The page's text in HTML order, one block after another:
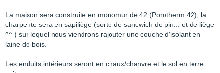
La maison sera construite en monomur de 42 (Porotherm 42), la
charpente sera en sapiliège (sorte de sandwich de pin... et de liège
^^ ) sur lequel nous viendrons rajouter une couche d'isolant en
laine de bois.
Les enduits intérieurs seront en chaux/chanvre et le sol en terre